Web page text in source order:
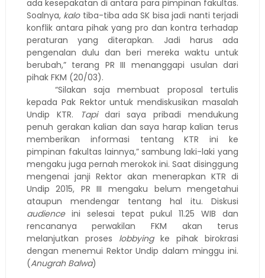
ada kesepakatan di antara para pimpinan fakultas.
Soalnya, kalotiba-tiba ada SK bisa jadi nanti terjadi
konflik antara pihak yang pro dan kontra terhadap
peraturan yang diterapkan. Jadi harus ada
pengenalan dulu dan beri mereka waktu untuk
berubah,” terang PR III menanggapi usulan dari
pihak FKM (20/03).
“Silakan saja membuat proposal tertulis
kepada Pak Rektor untuk mendiskusikan masalah
Undip KTR.
Tapidari saya pribadi mendukung
penuh gerakan kalian dan saya harap kalian terus
memberikan informasi tentang KTR ini ke
pimpinan fakultas lainnya,” sambung laki-laki yang
mengaku juga pernah merokok ini. Saat disinggung
mengenai janji Rektor akan menerapkan KTR di
Undip 2015, PR III mengaku belum mengetahui
ataupun mendengar tentang hal itu. Diskusi
audienceini selesai tepat pukul 11.25 WIB dan
rencananya perwakilan FKM akan terus
melanjutkan proses lobbyingke pihak birokrasi
dengan menemui Rektor Undip dalam minggu ini.
(Anugrah Balwa)